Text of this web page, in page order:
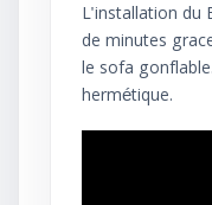
L'installation du
de minutes
le sofa
hermétique.